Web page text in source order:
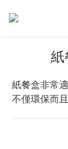
紙餐盒非常
不僅環保而且